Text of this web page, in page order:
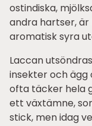
ostindiska,
andra hartser,
aromatisk syra
Laccan
insekter och ägg
ofta täcker hela
ett växtämne,
stick, men idag